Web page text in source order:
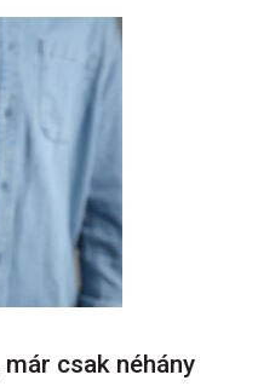
csak néhány